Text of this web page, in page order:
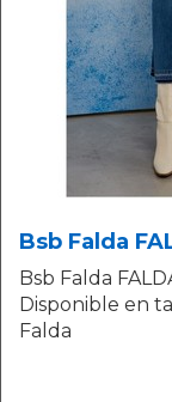
Bsb Falda
Bsb Falda
Disponible en
Falda